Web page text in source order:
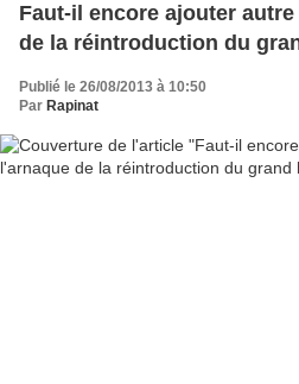
Faut-il encore ajouter
de la réintroduction du
Publié le 26/08/2013 à 10:50
Par Rapinat